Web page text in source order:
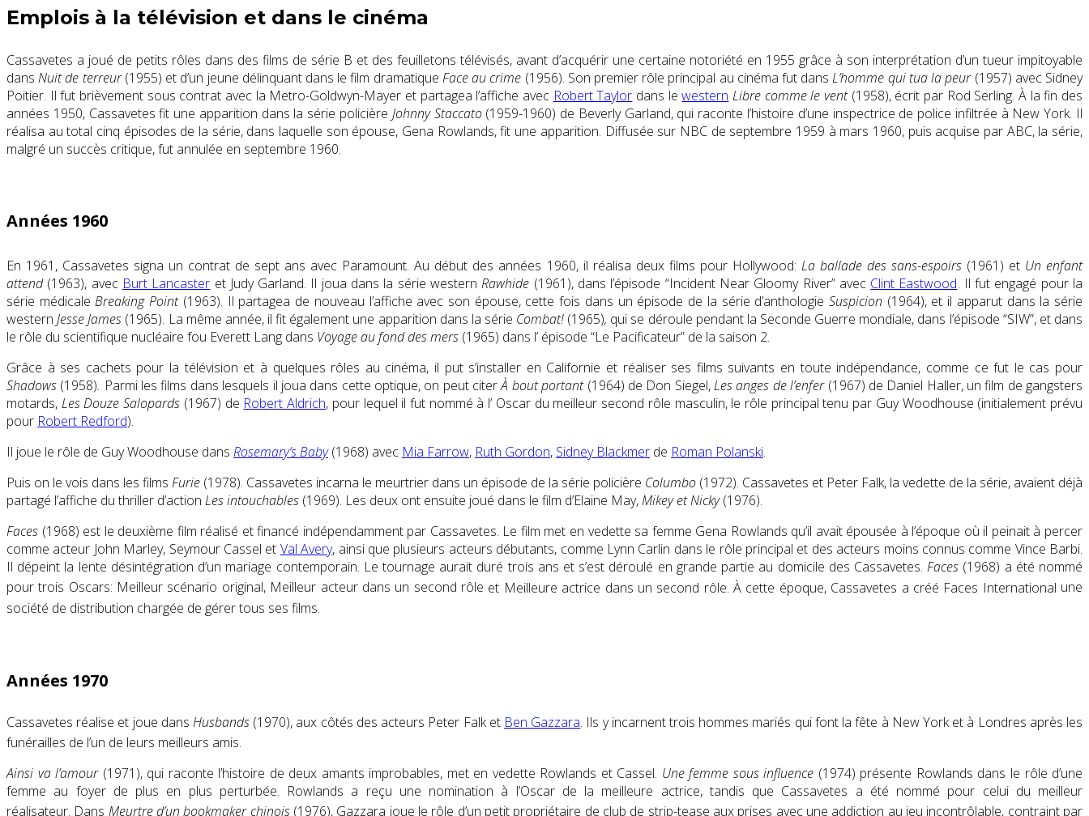
Emplois à la télévision et dans le cinéma
Cassavetes a joué de petits rôles dans des films de série B et des feuilletons télévisés, avant d’acquérir une certaine notoriété en 1955 grâce à son interprétation d’un tueur impitoyable
dansNuit de terreur(1955) et d’un jeune délinquant dans le film dramatique Face au crime (1956). Son premier rôle principal au cinéma fut dansL’homme qui tua la peur(1957) avec Sidney
Poitier. Il fut brièvement sous contrat avec la Metro-Goldwyn-Mayer et partagea l’affiche avec Robert Taylor dans lewestern Libre comme le vent(1958), écrit par Rod Serling. À la fin des
années 1950, Cassavetes fit une apparition dans la série policière Johnny Staccato(1959-1960) de Beverly Garland, qui raconte l’histoire d’une inspectrice de police infiltrée à New York. Il
réalisa au total cinq épisodes de la série, dans laquelle son épouse, Gena Rowlands, fit une apparition. Diffusée sur NBC de septembre 1959 à mars 1960, puis acquise par ABC, la série,
malgré un succès critique, fut annulée en septembre 1960.
Années 1960
En 1961, Cassavetes signa un contrat de sept ans avec Paramount.Au début des années 1960, il réalisa deux films pour Hollywood: La ballade des sans-espoirs(1961) et Un enfant
attend(1963), avec Burt Lancaster et Judy Garland. Il joua dans la série westernRawhide (1961), dans l’épisode “Incident Near Gloomy River”avec Clint Eastwood. Il fut engagé pour la
série médicaleBreaking Point(1963). Il partagea de nouveau l’affiche avec son épouse, cette fois dans un épisode de la série d’anthologie Suspicion (1964), et il apparut dans la série
westernJesse James (1965). La même année, il fit également une apparition dans la série Combat! (1965), qui se déroule pendant la Seconde Guerre mondiale, dans l’épisode “SIW”, et dans
le rôle du scientifique nucléaire fou Everett Lang dans Voyage au fond des mers (1965) dans l’ épisode “Le Pacificateur” de la saison 2.
Grâce à ses cachets pour la télévision et à quelques rôles au cinéma, il put s’installer en Californie et réaliser ses films suivants en toute indépendance, comme ce fut le cas pour
Shadows (1958). Parmi les films dans lesquels il joua dans cette optique, on peut citerÀ bout portant(1964) de Don Siegel,Les anges de l’enfer(1967) de Daniel Haller, un film de gangsters
motards, Les Douze Salopards (1967) de Robert Aldrich, pour lequel il fut nommé à l’ Oscar du meilleur second rôle masculin, le rôle principal tenu par Guy Woodhouse (initialement prévu
pour Robert Redford).
Il joue le rôle de Guy Woodhouse dans Rosemary’s Baby(1968) avec Mia Farrow, Ruth Gordon, Sidney Blackmer de Roman Polanski.
Puis on le vois dans les films Furie (1978). Cassavetes incarna le meurtrier dans un épisode de la série policière Columbo (1972). Cassavetes et Peter Falk, la vedette de la série, avaient déjà
partagé l’affiche du thriller d’action Les intouchables (1969). Les deux ont ensuite joué dans le film d’Elaine May,Mikey et Nicky(1976).
Faces (1968) est le deuxième film réalisé et financé indépendamment par Cassavetes. Le film met en vedette sa femme Gena Rowlands qu’il avait épousée à l’époque où il peinait à percer
comme acteur John Marley, Seymour Cassel et Val Avery, ainsi que plusieurs acteurs débutants, comme Lynn Carlin dans le rôle principal et des acteurs moins connus comme Vince Barbi.
Il dépeint la lente désintégration d’un mariage contemporain. Le tournage aurait duré trois ans et s’est déroulé en grande partie au domicile des Cassavetes. Faces (1968) a été nommé
pour trois Oscars: Meilleur scénario original,Meilleur acteur dans un second rôle et Meilleure actrice dans un second rôle. À cette époque, Cassavetes a créé Faces International une
société de distribution chargée de gérer tous ses films.
Années 1970
Cassavetes réalise et joue dansHusbands (1970), aux côtés des acteurs Peter Falk et Ben Gazzara. Ils y incarnent trois hommes mariés qui font la fête à New York et à Londres après les
funérailles de l’un de leurs meilleurs amis.
Ainsi va l’amour(1971), qui raconte l’histoire de deux amants improbables, met en vedette Rowlands et Cassel. Une femme sous influence (1974) présente Rowlands dans le rôle d’une
femme au foyer de plus en plus perturbée. Rowlands a reçu une nomination à l’Oscar de la meilleure actrice, tandis que Cassavetes a été nommé pour celuidu meilleur
réalisateur. Dans Meurtre d’un bookmaker chinois(1976), Gazzara joue le rôle d’un petit propriétaire de club de strip-tease aux prises avec une addiction au jeu incontrôlable, contraint par